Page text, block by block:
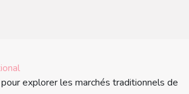
explorer les marchés traditionnels de